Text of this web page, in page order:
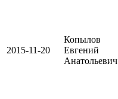
2015-11-20
Копылов
Евгений
Анатольевич